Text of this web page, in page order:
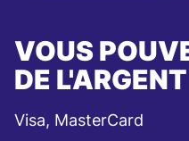
VOUS
DE
Visa, MasterCard